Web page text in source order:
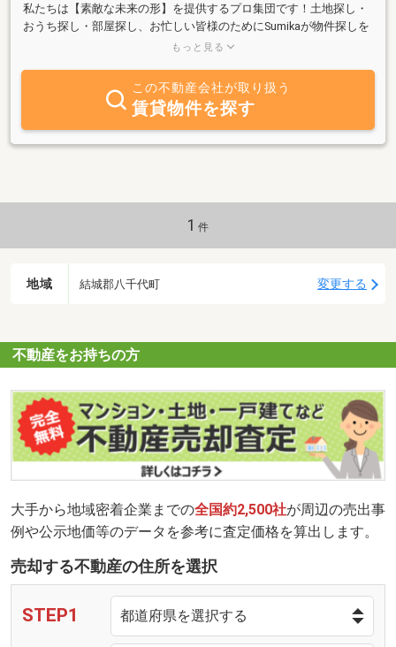
私たちは【素敵な未来の形】を提供するプロ集団です！土地探し・
おうち探し・部屋探し、お忙しい皆様のためにSumikaが物件探しを
致します。ネットに出ていない掘り出し物件が見つかるかも。空き
します。まずは気軽にお問い合わせください。直接のご来店も大歓
もっと見る
この不動産会社が取り扱う
賃貸物件を探す
1 件
地域 結城郡八千代町 変更する
不動産をお持ちの方
大手から地域密着企業までの全国約2,500社が周辺の売出事
例や公示地価等のデータを参考に査定価格を算出します。
売却する不動産の住所を選択
STEP1